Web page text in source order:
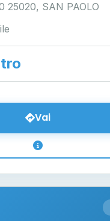
25020, SAN PAOLO
Vai